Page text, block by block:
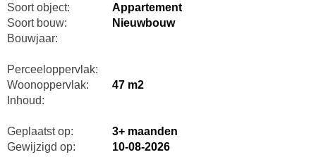
Soort object:
Appartement
Soort bouw:
Nieuwbouw
Bouwjaar:
Perceeloppervlak:
Woonoppervlak:
47 m2
Inhoud:
Geplaatst op:
3+ maanden
Gewijzigd op:
10-08-2026